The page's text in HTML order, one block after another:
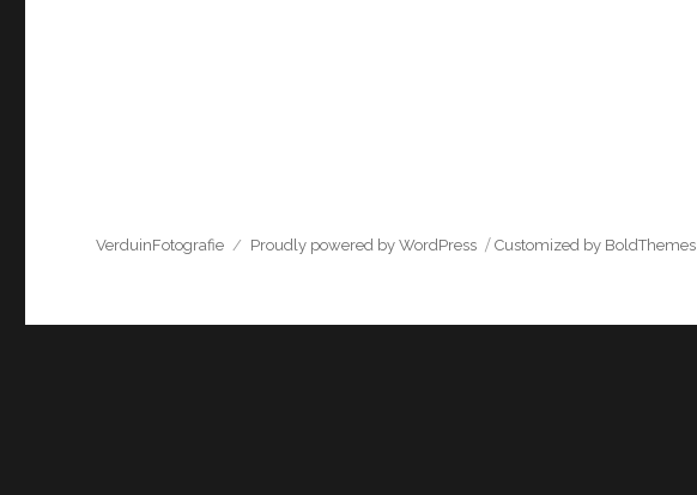
Customized by BoldThemes
VerduinFotografie Proudly powered by WordPress